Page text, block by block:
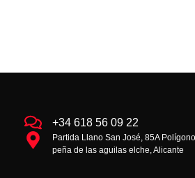
+34 618 56 09 22
Partida Llano San José, 85A
peña de las aguilas elche, Alicante